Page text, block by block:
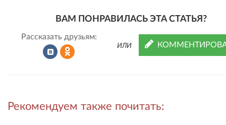
ВАМ ПОНРАВИЛАСЬ ЭТА СТАТЬЯ?
Рассказать друзьям:
во в
ИЛИ
Рекомендуем также почитать: